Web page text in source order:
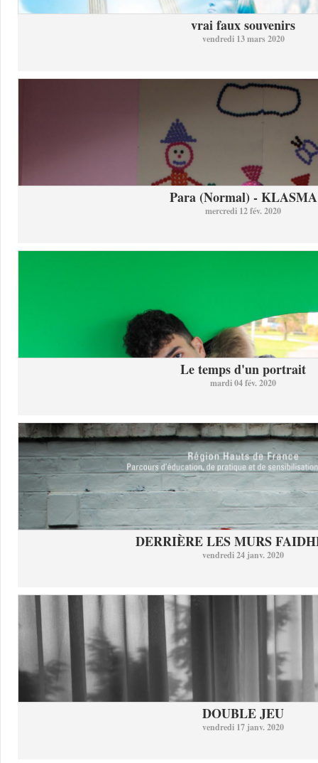
vrai faux souvenirs
vendredi 13 mars 2020
Para (Normal) - KLASMA
mercredi 12 fév. 2020
Le temps d'un portrait
mardi 04 fév. 2020
DERRIÈRE LES MURS
vendredi 24 janv. 2020
DOUBLE JEU
vendredi 17 janv. 2020